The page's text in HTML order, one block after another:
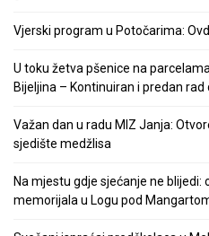
Vjerski program u Potočarima:
U toku žetva pšenice na
Bijeljina – Kontinuiran i predan
Važan dan u radu MIZ Janja:
sjedište medžlisa
Na mjestu gdje sjećanje ne blijedi:
memorijala u Logu pod